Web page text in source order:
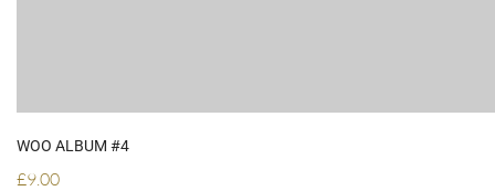
WOO ALBUM #4
£9.00